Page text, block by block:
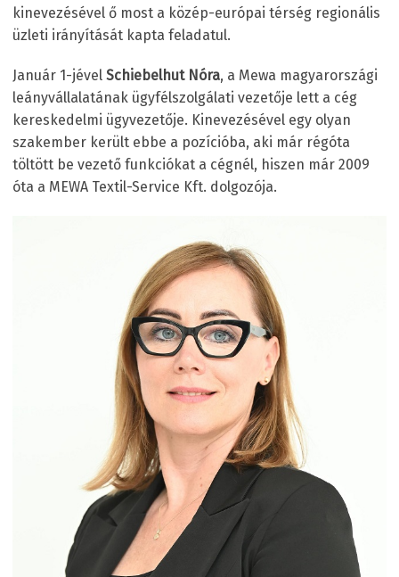
kinevezésével ő most a közép-európai térség regionális
üzleti irányítását kapta feladatul.
Január 1-jével Schiebelhut Nóra, a Mewa magyarországi
leányvállalatának ügyfélszolgálati vezetője lett a cég
kereskedelmi ügyvezetője. Kinevezésével egy olyan
szakember került ebbe a pozícióba, aki már régóta
töltött be vezető funkciókat a cégnél, hiszen már 2009
óta a MEWA Textil-Service Kft. dolgozója.